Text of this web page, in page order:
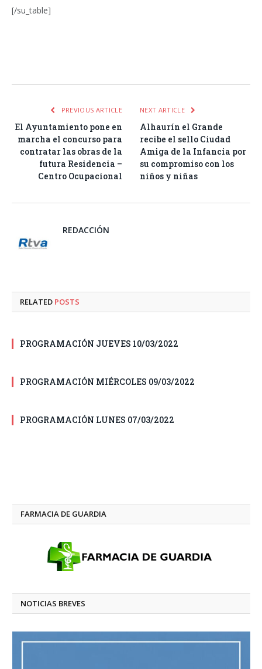
[/su_table]
PREVIOUS ARTICLE
El Ayuntamiento pone en
marcha el concurso para
contratar las obras de la
futura Residencia –
Centro Ocupacional
NEXT ARTICLE
Alhaurín el Grande
recibe el sello Ciudad
Amiga de la Infancia por
su compromiso con los
niños y niñas
REDACCIÓN
RELATED POSTS
PROGRAMACIÓN JUEVES 10/03/2022
PROGRAMACIÓN MIÉRCOLES 09/03/2022
PROGRAMACIÓN LUNES 07/03/2022
FARMACIA DE GUARDIA
NOTICIAS BREVES